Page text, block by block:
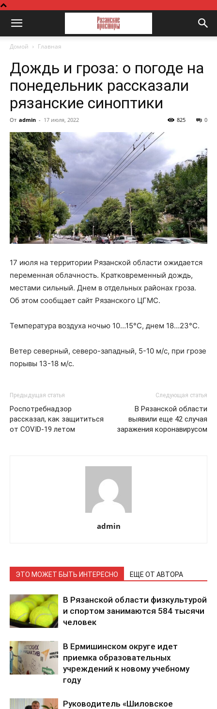
Домой Главная
Дождь и гроза: о погоде на
понедельник рассказали
рязанские синоптики
От admin - 17 июля, 2022 0
825
17 июля на территории Рязанской области ожидается
переменная облачность. Кратковременный дождь,
местами сильный. Днем в отдельных районах гроза.
Об этом сообщает сайт Рязанского ЦГМС.
Температура воздуха ночью 10…15°С, днем 18…23°С.
Ветер северный, северо-западный, 5-10 м/с, при грозе
порывы 13-18 м/с.
Предыдущая статья
Роспотребнадзор
рассказал, как защититься
от COVID-19 летом
Следующая статья
В Рязанской области
выявили еще 42 случая
заражения коронавирусом
admin
ЭТО МОЖЕТ БЫТЬ ИНТЕРЕСНО ЕЩЕ ОТ АВТОРА
В Рязанской области физкультурой
и спортом занимаются 584 тысячи
человек
В Ермишинском округе идет
приемка образовательных
учреждений к новому учебному
году
Руководитель «Шиловское